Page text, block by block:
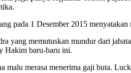
pada 1 Desember 2015
yang memutuskan mundur dari
Hakim baru-baru ini.
merasa menerima gaji buta.